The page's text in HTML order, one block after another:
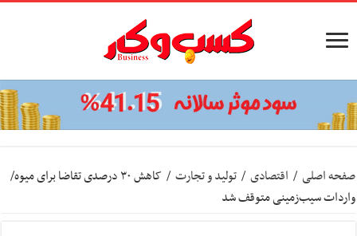
صفحه اصلی / اقتصادی / تولید و تجارت /
کاهش ۳۰ درصدی تقاضا برای میوه/
واردات سیب‌زمینی متوقف شد